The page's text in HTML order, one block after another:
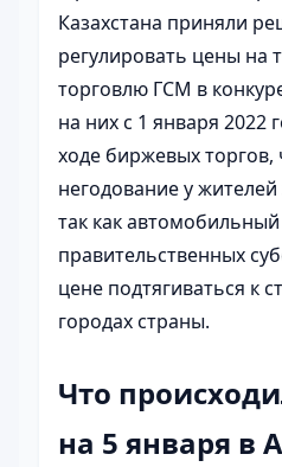
Казахстана приняли
регулировать цены на
торговлю ГСМ в
на них с 1 января 2022
ходе биржевых
негодование у жителей
так как автомобильный
правительственных
цене подтягиваться к
городах страны.
Что
на 5 января в